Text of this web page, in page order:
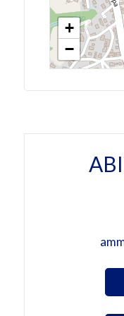
+
−
Giardino
Posto auto/Box